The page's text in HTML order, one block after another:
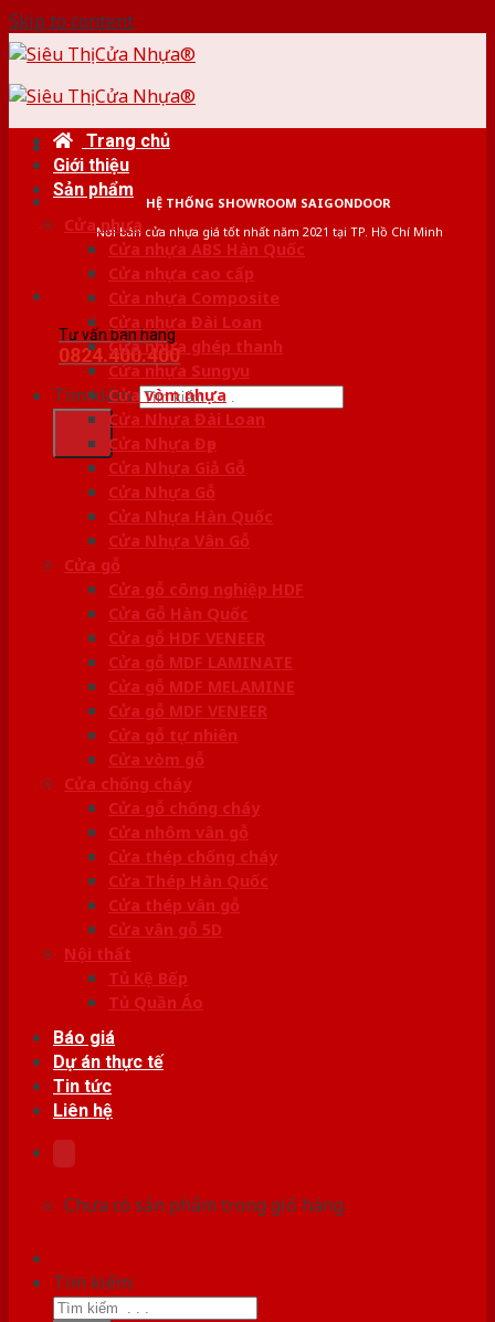
Skip to content
HỆ THỐNG SHOWROOM SAIGONDOOR
Nơi bán cửa nhựa giá tốt nhất năm 2021 tại TP. Hồ Chí Minh
Tư vấn bán hàng
0824.400.400
Tìm kiếm:
Trang chủ
Giới thiệu
Sản phẩm
Cửa nhựa
Cửa nhựa ABS Hàn Quốc
Cửa nhựa cao cấp
Cửa nhựa Composite
Cửa nhựa Đài Loan
Cửa nhựa ghép thanh
Cửa nhựa Sungyu
Cửa vòm nhựa
Cửa Nhựa Đài Loan
Cửa Nhựa Đẹp
Cửa Nhựa Giả Gỗ
Cửa Nhựa Gỗ
Cửa Nhựa Hàn Quốc
Cửa Nhựa Vân Gỗ
Cửa gỗ
Cửa gỗ công nghiệp HDF
Cửa Gỗ Hàn Quốc
Cửa gỗ HDF VENEER
Cửa gỗ MDF LAMINATE
Cửa gỗ MDF MELAMINE
Cửa gỗ MDF VENEER
Cửa gỗ tự nhiên
Cửa vòm gỗ
Cửa chống cháy
Cửa gỗ chống cháy
Cửa nhôm vân gỗ
Cửa thép chống cháy
Cửa Thép Hàn Quốc
Cửa thép vân gỗ
Cửa vân gỗ 5D
Nội thất
Tủ Kệ Bếp
Tủ Quần Áo
Báo giá
Dự án thực tế
Tin tức
Liên hệ
Chưa có sản phẩm trong giỏ hàng.
Tìm kiếm: